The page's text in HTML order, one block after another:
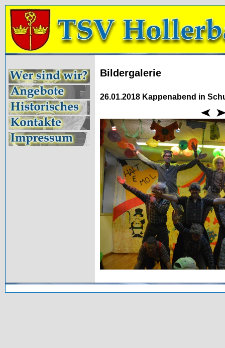
Bildergalerie
26.01.2018 Kappenabend in